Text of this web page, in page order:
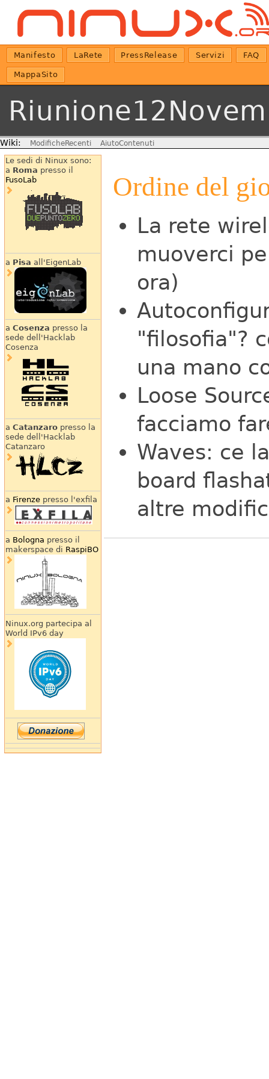
Manifesto LaRete PressRelease Servizi FAQ
MappaSito
Wiki: ModificheRecenti AiutoContenuti
Le sedi di Ninux sono:
a Roma presso il
FusoLab
a Pisa all'EigenLab
a Cosenza presso la
sede dell'Hacklab
Cosenza
a Catanzaropresso la
sede dell'Hacklab
Catanzaro
a Firenzepresso l'exfila
a Bologna presso il
makerspace di RaspiBO
Ninux.org partecipa al
World IPv6 day
Ordine del
La rete
muoverci
ora)
"filosofia"?
una mano
Loose
facciamo
Waves: ce
board
altre